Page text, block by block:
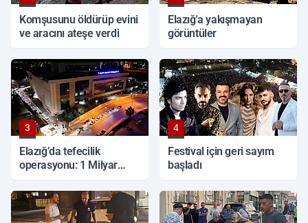
Komşusunu öldürüp evini
ve aracını ateşe verdi
Elazığ'a yakışmayan
görüntüler
3
Elazığ’da tefecilik
operasyonu: 1 Milyar
4
Festival için geri sayım
başladı